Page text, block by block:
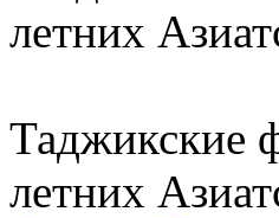
Таджикские
летних